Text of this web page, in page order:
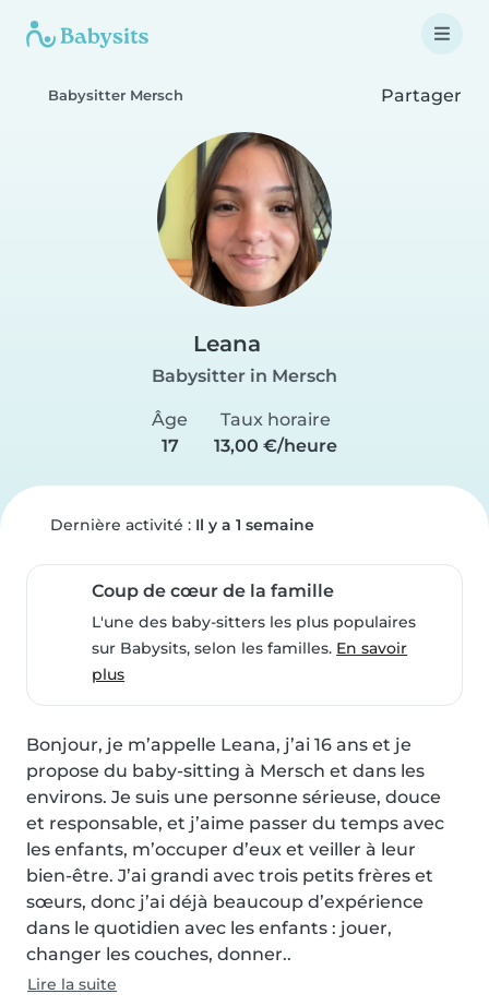
Babysitter Mersch Partager
Leana
Babysitter in Mersch
Âge
17
Taux horaire
13,00 €/heure
Dernière activité : Il y a 1 semaine
Coup de cœur de la famille
L'une des baby-sitters les plus populaires
sur Babysits, selon les familles. En savoir
plus
Bonjour, je m’appelle Leana, j’ai 16 ans et je
propose du baby-sitting à Mersch et dans les
environs. Je suis une personne sérieuse, douce
et responsable, et j’aime passer du temps avec
les enfants, m’occuper d’eux et veiller à leur
bien-être. J’ai grandi avec trois petits frères et
sœurs, donc j’ai déjà beaucoup d’expérience
dans le quotidien avec les enfants : jouer,
changer les couches, donner..
Lire la suite